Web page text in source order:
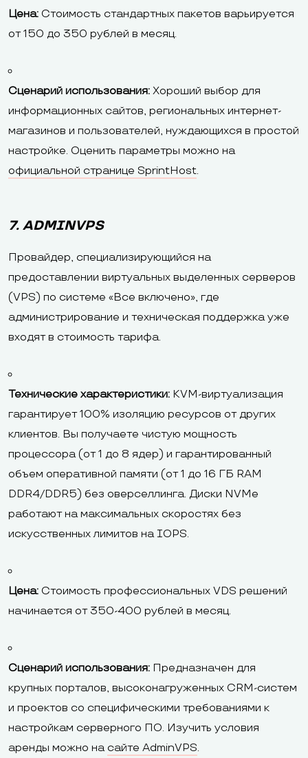
Цена: Стоимость стандартных пакетов варьируется
от 150 до 350 рублей в месяц.
Сценарий использования: Хороший выбор для
информационных сайтов, региональных интернет-
магазинов и пользователей, нуждающихся в простой
настройке. Оценить параметры можно на
официальной странице SprintHost.
7. ADMINVPS
Провайдер, специализирующийся на
предоставлении виртуальных выделенных серверов
(VPS) по системе «Все включено», где
администрирование и техническая поддержка уже
входят в стоимость тарифа.
Технические характеристики: KVM-виртуализация
гарантирует 100% изоляцию ресурсов от других
клиентов. Вы получаете чистую мощность
процессора (от 1 до 8 ядер) и гарантированный
объем оперативной памяти (от 1 до 16 ГБ RAM
DDR4/DDR5) без оверселлинга. Диски NVMe
работают на максимальных скоростях без
искусственных лимитов на IOPS.
Цена: Стоимость профессиональных VDS решений
начинается от 350-400 рублей в месяц.
Сценарий использования: Предназначен для
крупных порталов, высоконагруженных CRM-систем
и проектов со специфическими требованиями к
настройкам серверного ПО. Изучить условия
аренды можно на сайте AdminVPS.